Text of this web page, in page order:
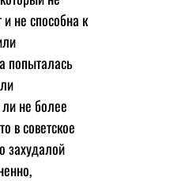
не способна к
попыталась
не более
в советское
захудалой